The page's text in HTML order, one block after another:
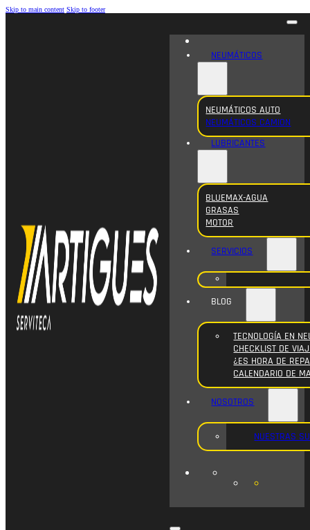
Skip to main content Skip to footer
NEUMÁTICOS
NEUMÁTICOS AUTO
NEUMÁTICOS CAMION
LUBRICANTES
BLUEMAX-AGUA
GRASAS
MOTOR
SERVICIOS
BLOG
TECNOLOGÍA EN
CHECKLIST DE
¿ES HORA DE
CALENDARIO DE
NOSOTROS
NUESTRAS